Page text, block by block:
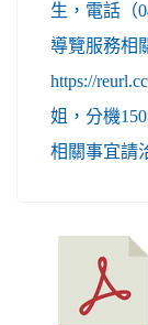
生，電話（
導覽服務相
https://
姐，分機
相關事宜請